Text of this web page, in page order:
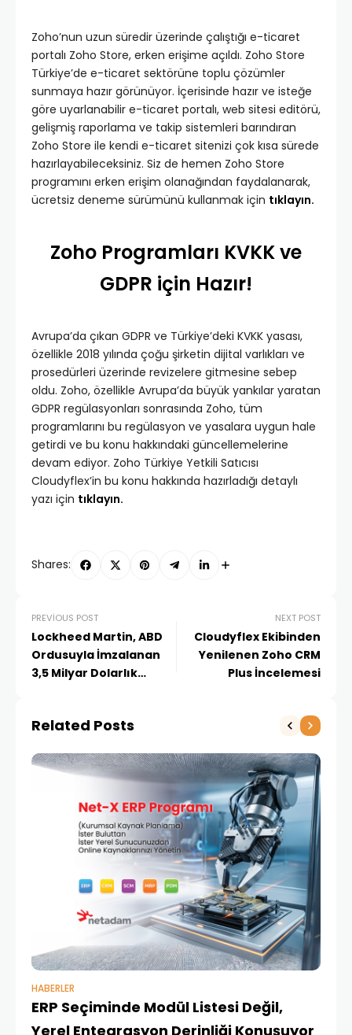
Zoho’nun uzun süredir üzerinde çalıştığı e-ticaret
portalı Zoho Store, erken erişime açıldı. Zoho Store
Türkiye’de e-ticaret sektörüne toplu çözümler
sunmaya hazır görünüyor. İçerisinde hazır ve isteğe
göre uyarlanabilir e-ticaret portalı, web sitesi editörü,
gelişmiş raporlama ve takip sistemleri barındıran
Zoho Store ile kendi e-ticaret sitenizi çok kısa sürede
hazırlayabileceksiniz. Siz de hemen Zoho Store
programını erken erişim olanağından faydalanarak,
ücretsiz deneme sürümünü kullanmak için tıklayın.
Zoho Programları KVKK ve
GDPR için Hazır!
Avrupa’da çıkan GDPR ve Türkiye’deki KVKK yasası,
özellikle 2018 yılında çoğu şirketin dijital varlıkları ve
prosedürleri üzerinde revizelere gitmesine sebep
oldu. Zoho, özellikle Avrupa’da büyük yankılar yaratan
GDPR regülasyonları sonrasında Zoho, tüm
programlarını bu regülasyon ve yasalara uygun hale
getirdi ve bu konu hakkındaki güncellemelerine
devam ediyor. Zoho Türkiye Yetkili Satıcısı
Cloudyflex’in bu konu hakkında hazırladığı detaylı
yazı için tıklayın.
Shares:
PREVIOUS POST
Lockheed Martin, ABD
Ordusuyla İmzalanan
3,5 Milyar Dolarlık
Applications’ı Tercih
NEXT POST
Cloudyflex Ekibinden
Yenilenen Zoho CRM
Plus İncelemesi
Related Posts
HABERLER
ERP Seçiminde Modül Listesi Değil,
Yerel Entegrasyon Derinliği Konuşuyor